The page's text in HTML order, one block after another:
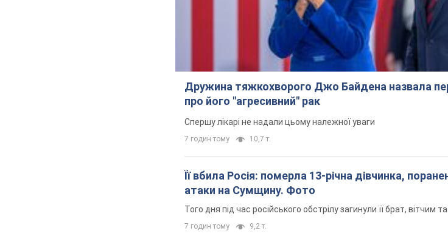
Дружина тяжкохворого Джо Байдена назвала
про його "агресивний" рак
Спершу лікарі не надали цьому належної уваги
7 годин тому 10,7 т.
Її вбила Росія: померла 13-річна дівчинка,
атаки на Сумщину. Фото
Того дня під час російського обстрілу загинули її брат, вітчим
7 годин тому 9,2 т.